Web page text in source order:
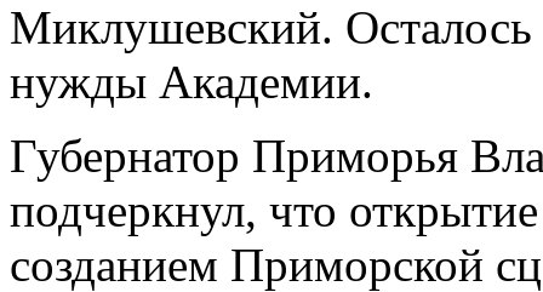
Миклушевский.
нужды Академии.
Губернатор Приморья
подчеркнул, что
созданием Приморской